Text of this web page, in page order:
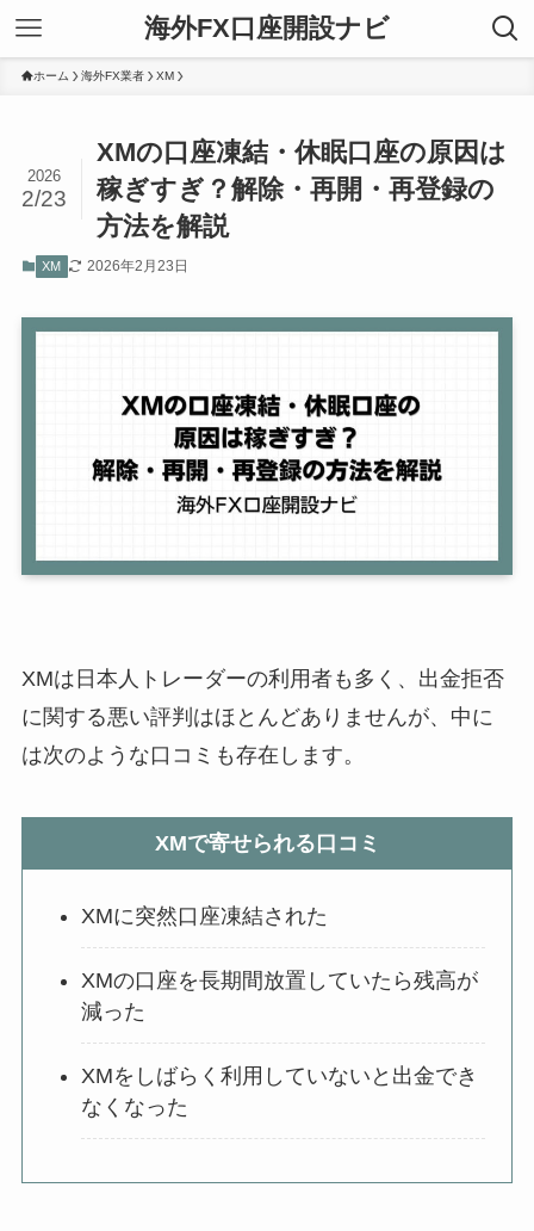
海外FX口座開設ナビ
ホーム 海外FX業者 XM
XMの口座凍結・休眠口座の原因は
稼ぎすぎ？解除・再開・再登録の
方法を解説
2026
2/23
XM 2026年2月23日
XMは日本人トレーダーの利用者も多く、出金拒否
に関する悪い評判はほとんどありませんが、中に
は次のような口コミも存在します。
XMで寄せられる口コミ
XMに突然口座凍結された
XMの口座を長期間放置していたら残高が
減った
XMをしばらく利用していないと出金でき
なくなった